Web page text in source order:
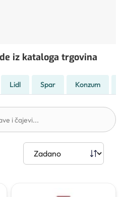
iz kataloga trgovina
Lidl Spar Konzum